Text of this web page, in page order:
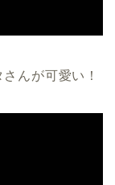
んが可愛い！